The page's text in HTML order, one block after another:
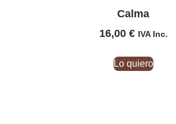
Calma
16,00 € IVA Inc.
Lo quiero